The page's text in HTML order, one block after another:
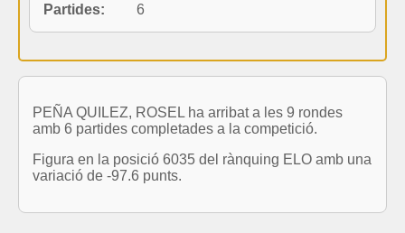
Partides:
6
PEÑA QUILEZ, ROSEL ha arribat a les 9 rondes
amb 6 partides completades a la competició.
Figura en la posició 6035 del rànquing ELO amb una
variació de -97.6 punts.